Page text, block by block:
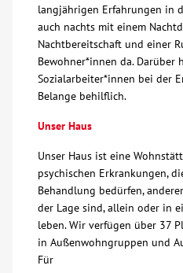
Veranstaltungen
Spenden
Mitmachen
Ausbildung
Glossar
langjährigen Erfahrungen in
auch nachts mit einem
Nachtbereitschaft und einer
Bewohner*innen da. Darüber
Sozialarbeiter*innen bei der
Belange behilflich.
Unser Haus
Unser Haus ist eine
psychischen Erkrankungen,
Behandlung bedürfen,
der Lage sind, allein oder in
leben. Wir verfügen über 37
in Außenwohngruppen und
Für